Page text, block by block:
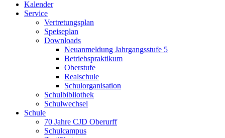
Kalender
Service
Vertretungsplan
Speiseplan
Downloads
Neuanmeldung Jahrgangsstufe 5
Betriebspraktikum
Oberstufe
Realschule
Schulorganisation
Schulbibliothek
Schulwechsel
Schule
70 Jahre CJD Oberurff
Schulcampus